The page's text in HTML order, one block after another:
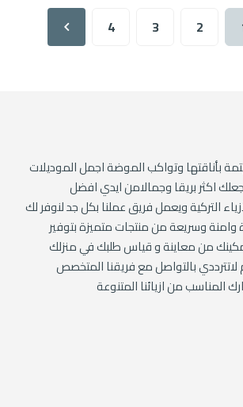
2
3
4
بأناقتها وتواكب الموضة اجمل الموديلات
اكثر بريقا وجمالامن ايدي افضل
التركية ويعمل فريق عملنا بكل جد لنوفر لك
وسريعة من منتجات متميزة بتوفير
من معاينة و قياس طلبك في منزلك
لاتترددي بالتواصل مع فريقنا المتخصص
المناسب من ازيائنا المتنوعة